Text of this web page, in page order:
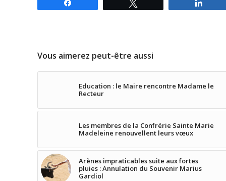
Vous aimerez peut-être aussi
Education : le Maire rencontre Madame le
Recteur
Les membres de la Confrérie Sainte Marie
Madeleine renouvellent leurs vœux
Arènes impraticables suite aux fortes
pluies : Annulation du Souvenir Marius
Gardiol